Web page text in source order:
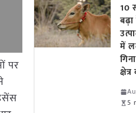
पर
10
में
5